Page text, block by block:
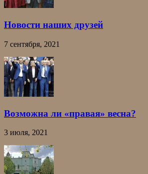
Новости наших друзей
7 сентября, 2021
Возможна ли «правая» весна?
3 июля, 2021